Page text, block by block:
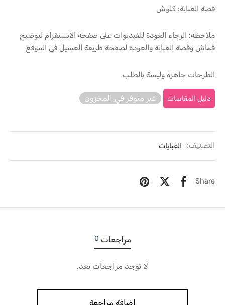
قصة العباية: كلوش
ملاحظة: الرجاء العودة للفيديوات على صفحة الانستقرام لتوضيح
قماش وقصة العباية والعودة لصفحة طريقة الغسيل في الموقع
الطرحات جاهزة وليسة بالطلب
دليل المقاسات غير متوفر في المخزون
التصنيف: العبايات
Share
مراجعات 0
لا توجد مراجعات بعد.
إضافة مراجعة